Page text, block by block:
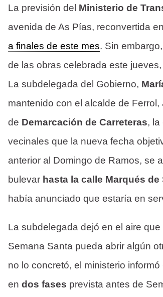
La previsión del Ministerio de
avenida de As Pías, reconvertida
a finales de este mes. Sin
de las obras celebrada este
La subdelegada del Gobierno,
mantenido con el alcalde de Ferrol,
de Demarcación de Carreteras, la
vecinales que la nueva fecha
anterior al Domingo de Ramos, se
bulevar hasta la calle Marqués de
había anunciado que estaría en
La subdelegada dejó en el aire
Semana Santa pueda abrir algún
no lo concretó, el ministerio
en dos fases prevista antes de